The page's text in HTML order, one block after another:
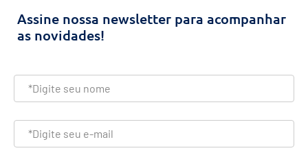
Assine nossa newsletter para acompanhar
as novidades!